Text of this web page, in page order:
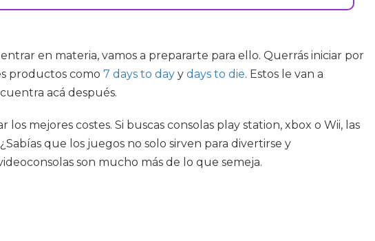
en materia, vamos a prepararte para ello. Querrás iniciar por
productos como 7 days to day y days to die. Estos le van a
acá después.
mejores costes. Si buscas consolas play station, xbox o Wii, las
que los juegos no solo sirven para divertirse y
son mucho más de lo que semeja.